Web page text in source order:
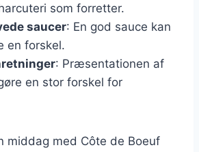
som forretter.
saucer: En god sauce kan
en forskel.
: Præsentationen af
en stor forskel for
middag med Côte de Boeuf